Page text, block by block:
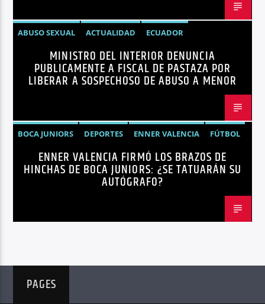
ABUSO SEXUAL ACTUALIDAD
ECUADOR
JOHN REIMBERG
MINISTRO DEL INTERIOR
NOTICIAS
SEGURIDAD
MINISTRO DEL INTERIOR DENUNCIA
PUBLICAMENTE A FISCAL DE PASTAZA POR
LIBERAR A SOSPECHOSO DE ABUSO A MENOR
BOCA JUNIORS DEPORTES ENNER VALENCIA
FÚTBOL
NOTICIASENNER VALENCIA FIRMÓ LOS BRAZOS DE
HINCHAS DE BOCA JUNIORS: ¿SE TATUARÁN SU
AUTÓGRAFO?
PAGES